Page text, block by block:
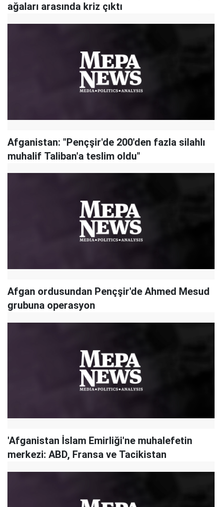
ağaları arasında kriz çıktı
Afganistan: "Pençşir'de 200'den fazla silahlı
muhalif Taliban'a teslim oldu"
Afgan ordusundan Pençşir'de Ahmed Mesud
grubuna operasyon
'Afganistan İslam Emirliği'ne muhalefetin
merkezi: ABD, Fransa ve Tacikistan